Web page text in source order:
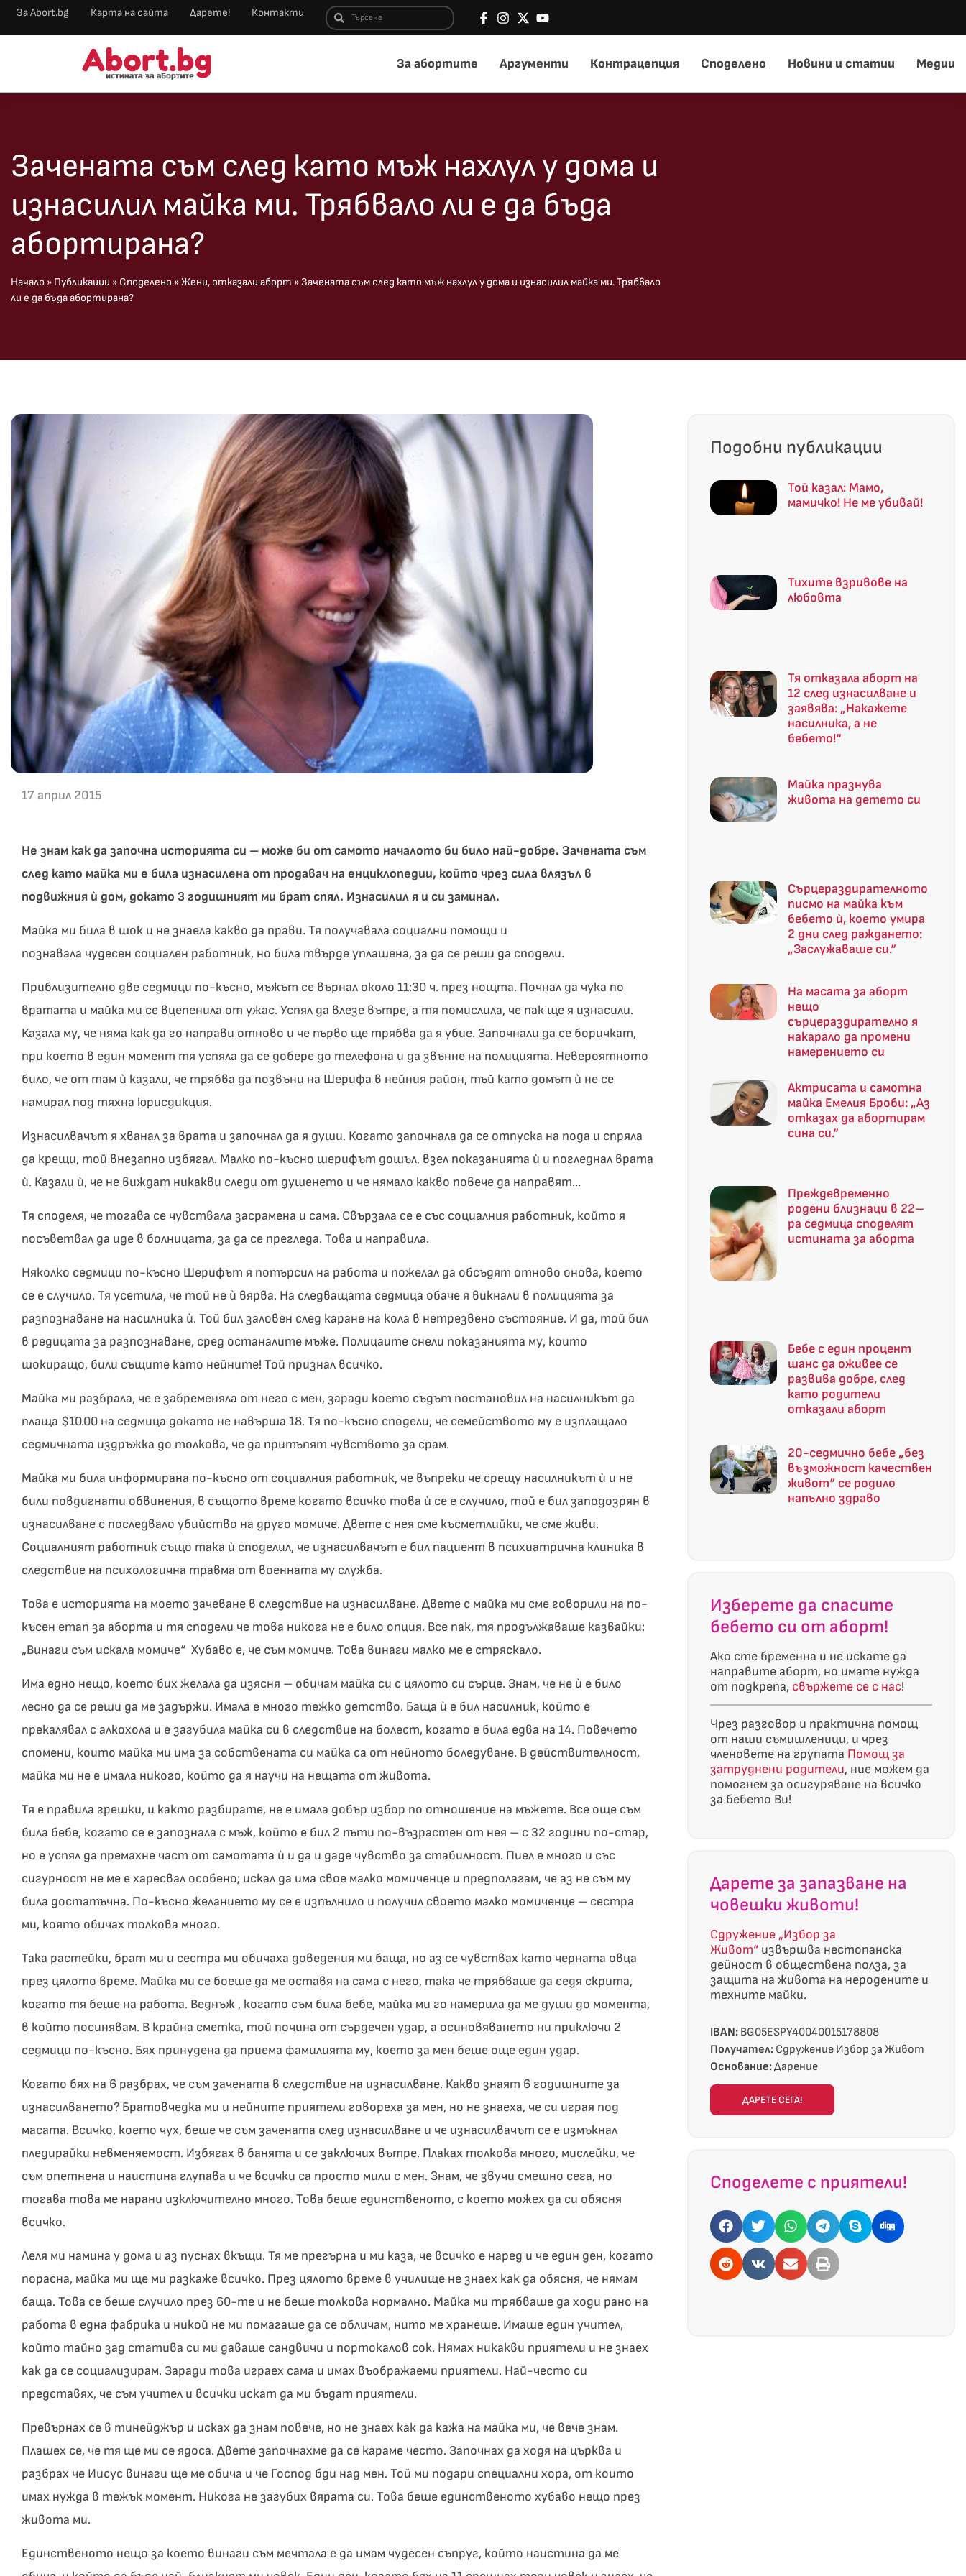
За Abort.bg Карта на сайта Дарете! Контакти
За абортите Аргументи Контрацепция Споделено Новини и статии Медии
Зачената съм след като мъж нахлул у дома и
изнасилил майка ми. Трябвало ли е да бъда
абортирана?
Начало » Публикации » Споделено »Жени, отказали аборт » Зачената съм след като мъж нахлул у дома и изнасилил майка ми. Трябвало
ли е да бъда абортирана?
17 април 2015
Не знам как да започна историята си – може би от самото началото би било най-добре. Зачената съм
след като майка ми е била изнасилена от продавач на енциклопедии, който чрез сила влязъл в
подвижния ѝ дом, докато 3 годишният ми брат спял. Изнасилил я и си заминал.
Майка ми била в шок и не знаела какво да прави. Тя получавала социални помощи и
познавала чудесен социален работник, но била твърде уплашена, за да се реши да сподели.
Приблизително две седмици по-късно, мъжът се върнал около 11:30 ч. през нощта. Почнал да чука по
вратата и майка ми се вцепенила от ужас. Успял да влезе вътре, а тя помислила, че пак ще я изнасили.
Казала му, че няма как да го направи отново и че първо ще трябва да я убие. Започнали да се боричкат,
при което в един момент тя успяла да се добере до телефона и да звънне на полицията. Невероятното
било, че от там ѝ казали, че трябва да позвъни на Шерифа в нейния район, тъй като домът ѝ не се
намирал под тяхна юрисдикция.
Изнасилвачът я хванал за врата и започнал да я души. Когато започнала да се отпуска на пода и спряла
да крещи, той внезапно избягал. Малко по-късно шерифът дошъл, взел показанията ѝ и погледнал врата
ѝ. Казали ѝ, че не виждат никакви следи от душенето и че нямало какво повече да направят…
Тя споделя, че тогава се чувствала засрамена и сама. Свързала се е със социалния работник, който я
посъветвал да иде в болницата, за да се прегледа. Това и направила.
Няколко седмици по-късно Шерифът я потърсил на работа и пожелал да обсъдят отново онова, което
се е случило. Тя усетила, че той не ѝ вярва. На следващата седмица обаче я викнали в полицията за
разпознаване на насилника ѝ. Той бил заловен след каране на кола в нетрезвено състояние. И да, той бил
в редицата за разпознаване, сред останалите мъже. Полицаите снели показанията му, които
шокиращо, били същите като нейните! Той признал всичко.
Майка ми разбрала, че е забременяла от него с мен, заради което съдът постановил на насилникът да
плаща $10.00 на седмица докато не навърша 18. Тя по-късно сподели, че семейството му е изплащало
седмичната издръжка до толкова, че да притъпят чувството за срам.
Майка ми била информирана по-късно от социалния работник, че въпреки че срещу насилникът ѝ и не
били повдигнати обвинения, в същото време когато всичко това ѝ се е случило, той е бил заподозрян в
изнасилване с последвало убийство на друго момиче. Двете с нея сме късметлийки, че сме живи.
Социалният работник също така ѝ споделил, че изнасилвачът е бил пациент в психиатрична клиника в
следствие на психологична травма от военната му служба.
Това е историята на моето зачеване в следствие на изнасилване. Двете с майка ми сме говорили на по-
късен етап за аборта и тя сподели че това никога не е било опция. Все пак, тя продължаваше казвайки:
„Винаги съм искала момиче“ Хубаво е, че съм момиче. Това винаги малко ме е стряскало.
Има едно нещо, което бих желала да изясня – обичам майка си с цялото си сърце. Знам, че не ѝ е било
лесно да се реши да ме задържи. Имала е много тежко детство. Баща ѝ е бил насилник, който е
прекалявал с алкохола и е загубила майка си в следствие на болест, когато е била едва на 14. Повечето
спомени, които майка ми има за собствената си майка са от нейното боледуване. В действителност,
майка ми не е имала никого, който да я научи на нещата от живота.
Тя е правила грешки, и както разбирате, не е имала добър избор по отношение на мъжете. Все още съм
била бебе, когато се е запознала с мъж, който е бил 2 пъти по-възрастен от нея – с 32 години по-стар,
но е успял да премахне част от самотата ѝ и да и даде чувство за стабилност. Пиел е много и със
сигурност не ме е харесвал особено; искал да има свое малко момиченце и предполагам, че аз не съм му
била достатъчна. По-късно желанието му се е изпълнило и получил своето малко момиченце – сестра
ми, която обичах толкова много.
Така растейки, брат ми и сестра ми обичаха доведения ми баща, но аз се чувствах като черната овца
през цялото време. Майка ми се боеше да ме оставя на сама с него, така че трябваше да седя скрита,
когато тя беше на работа. Веднъж , когато съм била бебе, майка ми го намерила да ме души до момента,
в който посинявам. В крайна сметка, той почина от сърдечен удар, а осиновяването ни приключи 2
седмици по-късно. Бях принудена да приема фамилията му, което за мен беше още един удар.
Когато бях на 6 разбрах, че съм зачената в следствие на изнасилване. Какво знаят 6 годишните за
изнасилването? Братовчедка ми и нейните приятели говореха за мен, но не знаеха, че си играя под
масата. Всичко, което чух, беше че съм зачената след изнасилване и че изнасилвачът се е измъкнал
пледирайки невменяемост. Избягах в банята и се заключих вътре. Плаках толкова много, мислейки, че
съм опетнена и наистина глупава и че всички са просто мили с мен. Знам, че звучи смешно сега, но
тогава това ме нарани изключително много. Това беше единственото, с което можех да си обясня
всичко.
Леля ми намина у дома и аз пуснах вкъщи. Тя ме прегърна и ми каза, че всичко е наред и че един ден, когато
порасна, майка ми ще ми разкаже всичко. През цялото време в училище не знаех как да обясня, че нямам
баща. Това се беше случило през 60-те и не беше толкова нормално. Майка ми трябваше да ходи рано на
работа в една фабрика и никой не ми помагаше да се обличам, нито ме хранеше. Имаше един учител,
който тайно зад статива си ми даваше сандвичи и портокалов сок. Нямах никакви приятели и не знаех
как да се социализирам. Заради това играех сама и имах въображаеми приятели. Най-често си
представях, че съм учител и всички искат да ми бъдат приятели.
Превърнах се в тинейджър и исках да знам повече, но не знаех как да кажа на майка ми, че вече знам.
Плашех се, че тя ще ми се ядоса. Двете започнахме да се караме често. Започнах да ходя на църква и
разбрах че Иисус винаги ще ме обича и че Господ бди над мен. Той ми подари специални хора, от които
имах нужда в тежък момент. Никога не загубих вярата си. Това беше единственото хубаво нещо през
живота ми.
Единственото нещо за което винаги съм мечтала е да имам чудесен съпруг, който наистина да ме
Подобни публикации
Той казал: Мамо,
мамичко! Не ме убивай!
Тихите взривове на
любовта
Тя отказала аборт на
12 след изнасилване и
заявява: „Накажете
насилника, а не
бебето!“
Майка празнува
живота на детето си
Сърцераздирателното
писмо на майка към
бебето ѝ, което умира
2 дни след раждането:
„Заслужаваше си.“
На масата за аборт
нещо
сърцераздирателно я
накарало да промени
намерението си
Актрисата и самотна
майка Емелия Броби: „Аз
отказах да абортирам
сина си.“
Преждевременно
родени близнаци в 22–
ра седмица споделят
истината за аборта
Бебе с един процент
шанс да оживее се
развива добре, след
като родители
отказали аборт
20-седмично бебе „без
възможност качествен
живот“ се родило
напълно здраво
Изберете да спасите
бебето си от аборт!
Ако сте бременна и не искате да
направите аборт, но имате нужда
от подкрепа, свържете се с нас!
Чрез разговор и практична помощ
от наши съмишленици, и чрез
членовете на групата Помощ за
затруднени родители, ние можем да
помогнем за осигуряване на всичко
за бебето Ви!
Дарете за запазване на
човешки животи!
Сдружение „Избор за
Живот“извършва нестопанска
дейност в обществена полза, за
защита на живота на неродените и
техните майки.
IBAN:BG05ESPY40040015178808
Получател:Сдружение Избор за Живот
Основание:Дарение
ДАРЕТЕ СЕГА!
Споделете с приятели!